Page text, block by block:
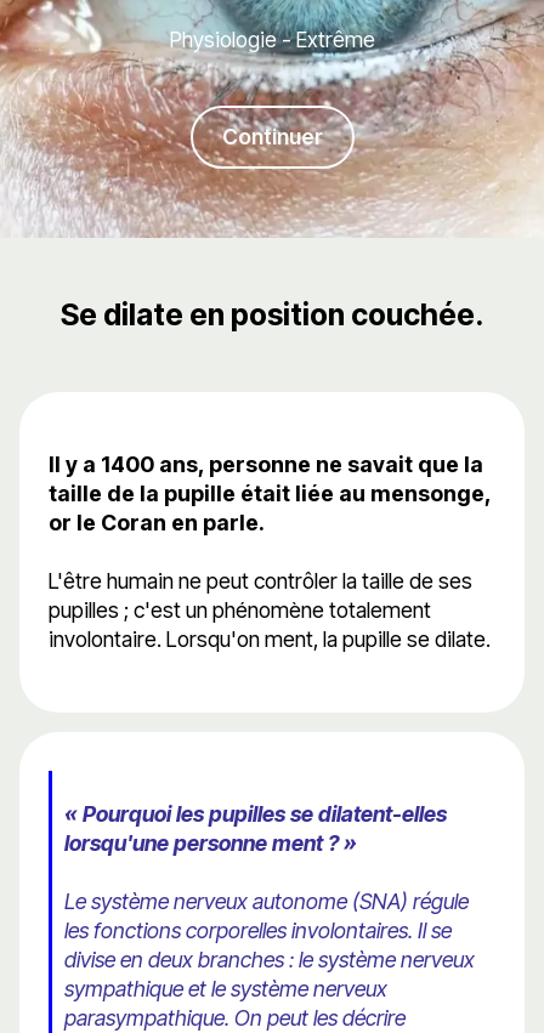
Physiologie - Extrême
Continuer
Se dilate en position couchée.
Il y a 1400 ans, personne ne savait que la
taille de la pupille était liée au mensonge,
or le Coran en parle.
L'être humain ne peut contrôler la taille de ses
pupilles ; c'est un phénomène totalement
involontaire. Lorsqu'on ment, la pupille se dilate.
« Pourquoi les pupilles se dilatent-elles
lorsqu'une personne ment ? »
Le système nerveux autonome (SNA) régule
les fonctions corporelles involontaires. Il se
divise en deux branches : le système nerveux
sympathique et le système nerveux
parasympathique. On peut les décrire